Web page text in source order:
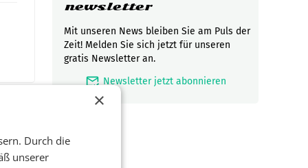
und
newsletter
Mit unseren News bleiben Sie am Puls der
Zeit! Melden Sie sich jetzt für unseren
gratis Newsletter an.
mark_email_read Newsletter jetzt abonnieren
×
Durch die
unserer